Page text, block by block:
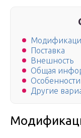
Поставка
Внешность
Общая
Особенности
Другие